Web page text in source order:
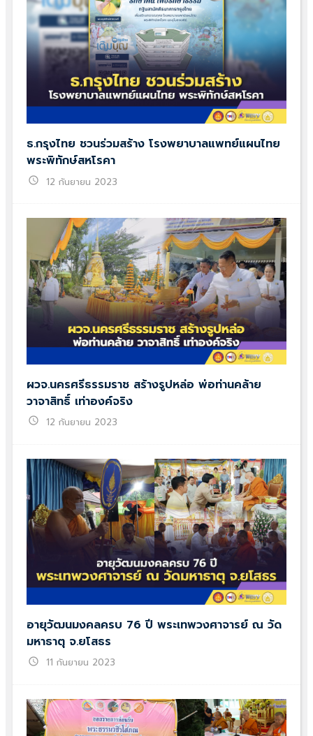
ธ.กรุงไทย ชวนร่วมสร้าง โรงพยาบาลแพทย์แผนไทย
พระพิทักษ์สหโรคา
schedule 12 กันยายน 2023
ผวจ.นครศรีธรรมราช สร้างรูปหล่อ พ่อท่านคล้าย
วาจาสิทธิ์ เท่าองค์จริง
schedule 12 กันยายน 2023
อายุวัฒนมงคลครบ 76 ปี พระเทพวงศาจารย์ ณ วัด
มหาธาตุ จ.ยโสธร
schedule 11 กันยายน 2023